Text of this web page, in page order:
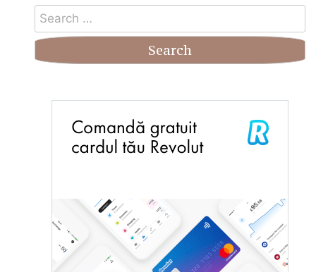
Search
for: